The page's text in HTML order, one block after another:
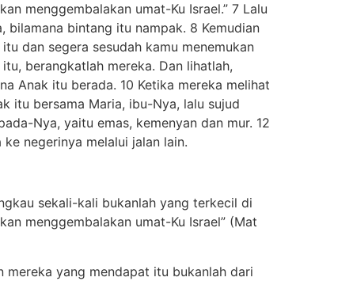
menggembalakan umat-Ku Israel.” 7 Lalu
bintang itu nampak. 8 Kemudian
dan segera sesudah kamu menemukan
berangkatlah mereka. Dan lihatlah,
Anak itu berada. 10 Ketika mereka melihat
itu bersama Maria, ibu-Nya, lalu sujud
Nya, yaitu emas, kemenyan dan mur. 12
negerinya melalui jalan lain.
sekali-kali bukanlah yang terkecil di
menggembalakan umat-Ku Israel” (Mat
yang mendapat itu bukanlah dari